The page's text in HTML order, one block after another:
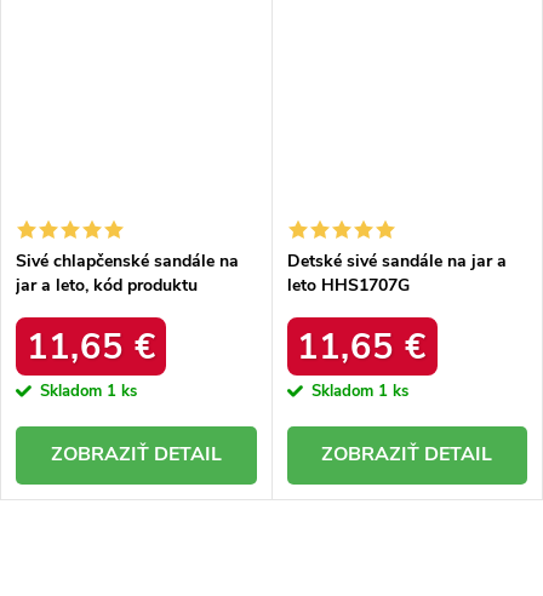
Sivé chlapčenské sandále na
jar a leto, kód produktu
11,65 €
Skladom 1 ks
DETAIL
Detské sivé sandále na jar a
leto HHS1707G
11,65 €
Skladom 1 ks
DETAIL